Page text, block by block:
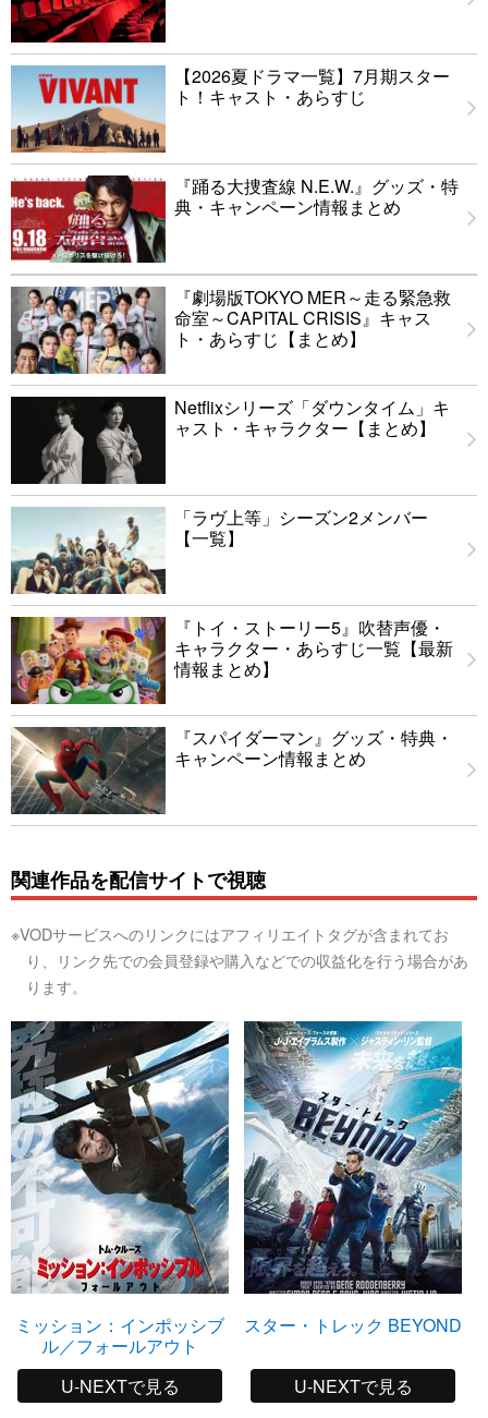
【2026夏ドラマ一覧】7月期スター
ト！キャスト・あらすじ
『踊る大捜査線 N.E.W.』グッズ・特
典・キャンペーン情報まとめ
『劇場版TOKYO MER～走る緊急救
命室～CAPITAL CRISIS』キャス
ト・あらすじ【まとめ】
Netflixシリーズ「ダウンタイム」キ
ャスト・キャラクター【まとめ】
「ラヴ上等」シーズン2メンバー
【一覧】
『トイ・ストーリー5』吹替声優・
キャラクター・あらすじ一覧【最新
情報まとめ】
『スパイダーマン』グッズ・特典・
キャンペーン情報まとめ
関連作品を配信サイトで視聴
※VODサービスへのリンクにはアフィリエイトタグが含まれてお
り、リンク先での会員登録や購入などでの収益化を行う場合があ
ります。
ミッション：インポッシブ
ル／フォールアウト
U-NEXTで見る
スター・トレック BEYOND
U-NEXTで見る